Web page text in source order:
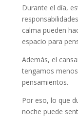
Durante el día,
calma pueden
espacio para
Además, el
tengamos
pensamientos.
Por eso, lo que
noche puede